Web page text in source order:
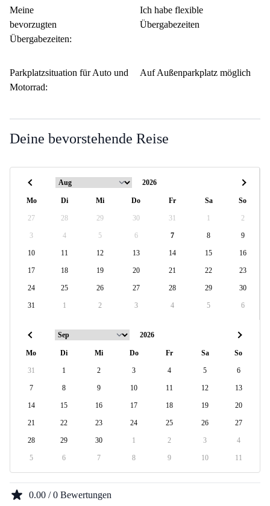
Meine
bevorzugten
Übergabezeiten:
Ich habe flexible
Übergabezeiten
Parkplatzsituation für Auto und
Motorrad:
Auf Außenparkplatz möglich
Deine bevorstehende Reise
Mo Di Mi Do Fr Sa So
27 28 29 30 31 1 2
3 4 5 6 7 8 9
10 11 12 13 14 15 16
17 18 19 20 21 22 23
24 25 26 27 28 29 30
31 1 2 3 4 5 6
Mo Di Mi Do Fr Sa So
31 1 2 3 4 5 6
7 8 9 10 11 12 13
14 15 16 17 18 19 20
21 22 23 24 25 26 27
28 29 30 1 2 3 4
5 6 7 8 9 10 11
0.00 / 0 Bewertungen